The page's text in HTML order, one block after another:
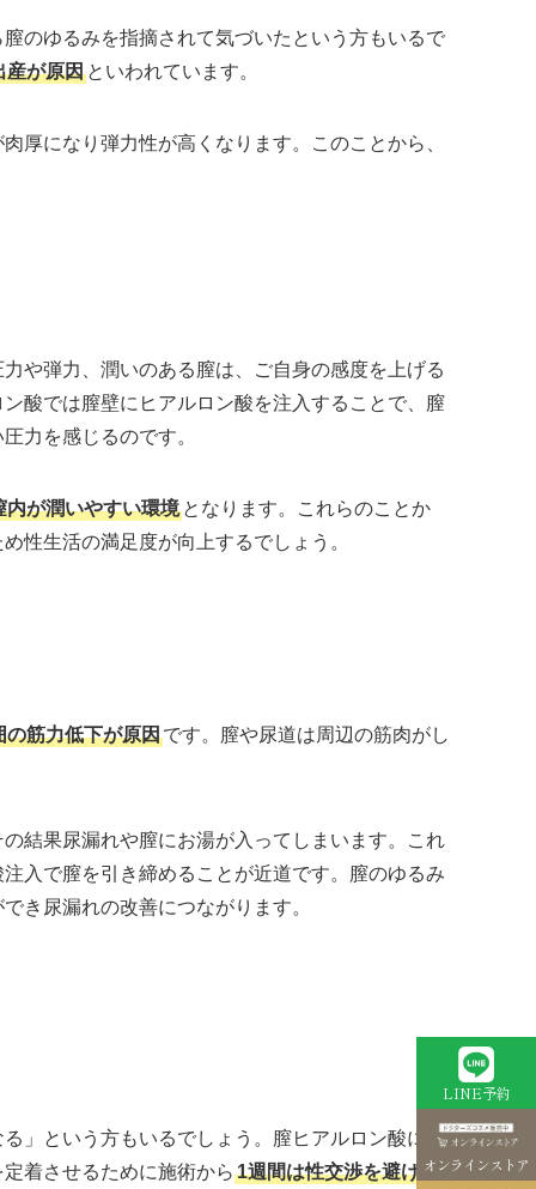
LINE予約
オンラインストア
のゆるみを指摘されて気づいたという方もいるで
産が原因 といわれています。
厚になり弾力性が高くなります。このことから、
や弾力、潤いのある膣は、ご自身の感度を上げる
酸では膣壁にヒアルロン酸を注入することで、膣
力を感じるのです。
内が潤いやすい環境 となります。これらのことか
性生活の満足度が向上するでしょう。
の筋力低下が原因です。膣や尿道は周辺の筋肉がし
結果尿漏れや膣にお湯が入ってしまいます。これ
入で膣を引き締めることが近道です。膣のゆるみ
き尿漏れの改善につながります。
」という方もいるでしょう。膣ヒアルロン酸に
着させるために施術から 1週間は性交渉を避けまし